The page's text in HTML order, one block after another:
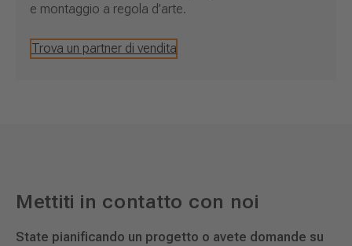
e montaggio a regola d’arte.
Trova un partner di vendita
Mettiti in contatto con noi
State pianificando un progetto o avete domande su